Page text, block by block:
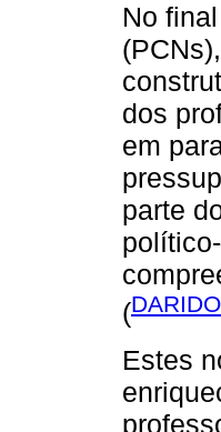
No
dos
em
parte
(
Estes